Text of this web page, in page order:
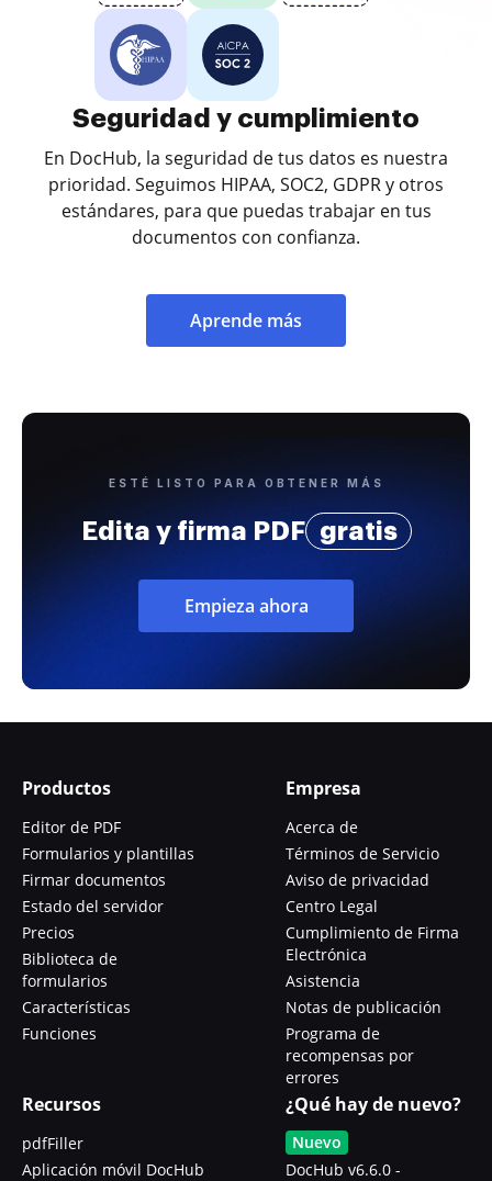
Seguridad y cumplimiento
En DocHub, la seguridad de tus datos es nuestra
prioridad. Seguimos HIPAA, SOC2, GDPR y otros
estándares, para que puedas trabajar en tus
documentos con confianza.
Aprende más
ESTÉ LISTO PARA OBTENER MÁS
Edita y firma PDF gratis
Empieza ahora
Productos
Editor de PDF
Formularios y plantillas
Firmar documentos
Estado del servidor
Precios
Biblioteca de
formularios
Características
Funciones
Empresa
Acerca de
Términos de Servicio
Aviso de privacidad
Centro Legal
Cumplimiento de Firma
Electrónica
Asistencia
Notas de publicación
Programa de
recompensas por
errores
Recursos
pdfFiller
Aplicación móvil DocHub
¿Qué hay de nuevo?
Nuevo
DocHub v6.6.0 -